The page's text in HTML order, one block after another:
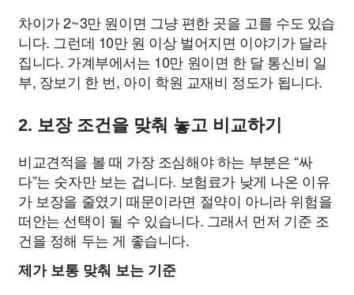
차이가 2~3만 원이면 그냥 편한 곳을 고를 수도 있습
니다. 그런데 10만 원 이상 벌어지면 이야기가 달라
집니다. 가계부에서는 10만 원이면 한 달 통신비 일
부, 장보기 한 번, 아이 학원 교재비 정도가 됩니다.
2. 보장 조건을 맞춰 놓고 비교하기
비교견적을 볼 때 가장 조심해야 하는 부분은 “싸
다”는 숫자만 보는 겁니다. 보험료가 낮게 나온 이유
가 보장을 줄였기 때문이라면 절약이 아니라 위험을
떠안는 선택이 될 수 있습니다. 그래서 먼저 기준 조
건을 정해 두는 게 좋습니다.
제가 보통 맞춰 보는 기준